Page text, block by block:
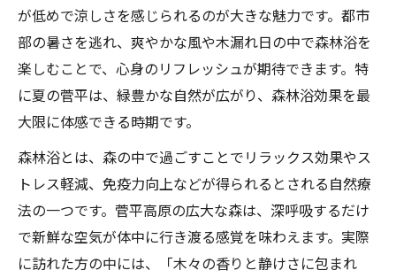
が低めで涼しさを感じられるのが大きな魅力です。都市
部の暑さを逃れ、爽やかな風や木漏れ日の中で森林浴を
楽しむことで、心身のリフレッシュが期待できます。特
に夏の菅平は、緑豊かな自然が広がり、森林浴効果を最
大限に体感できる時期です。
森林浴とは、森の中で過ごすことでリラックス効果やス
トレス軽減、免疫力向上などが得られるとされる自然療
法の一つです。菅平高原の広大な森は、深呼吸するだけ
で新鮮な空気が体中に行き渡る感覚を味わえます。実際
に訪れた方の中には、「木々の香りと静けさに包まれ